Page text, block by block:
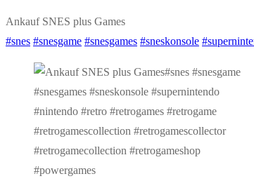
Ankauf SNES plus Games
#snes #snesgame #snesgames #sneskonsole